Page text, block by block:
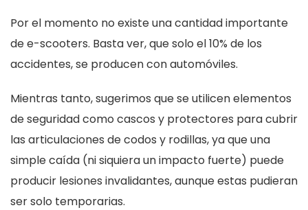
Por el momento no existe una cantidad importante
de e-scooters. Basta ver, que solo el 10% de los
accidentes, se producen con automóviles.
Mientras tanto, sugerimos que se utilicen elementos
de seguridad como cascos y protectores para cubrir
las articulaciones de codos y rodillas, ya que una
simple caída (ni siquiera un impacto fuerte) puede
producir lesiones invalidantes, aunque estas pudieran
ser solo temporarias.